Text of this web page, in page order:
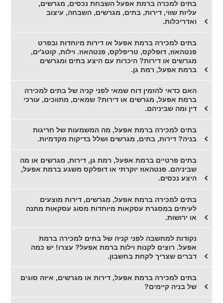
בתים למכרה ברמת אפעל השבחת נכסים, מגרשים,
עליות שווי, דירות, בתים, מגרשים, השבחה, עיצוב
ואדריכלות.
בתים למכירה ברמת אפעל או דירות מיוחדות ובפרט
פנטהאוז, דופלקס, טריפלקס, פנטהאוז. וילות, קוטג'ים,
מגרשים או דירות? היכרות עם היצע בתים ומגרשים
ברמת אפעל, רמת גן.
האם כדאי להזמין דוח שמאי לפני קניה של בתים למכירה
ברמת אפעל, מגרשים או דירות? שמאים, מתווכים, עורכי
דין ומה שביניהם.
בתים למכירה ברמת אפעל, מה המשמעות של חריגות
בניה? דירות, בתים, מגרשים ושלל בדיקות מקדמיות.
בתים פרטיים ברמת אפעל, רמת גן, דירות, מגרשים או מה
שביניהם. פנטהאוז יוקרתי או דופלקס משגע ברמת אפעל,
היצע נכסים.
בתים למכירה ברמת אפעל, מגרשים, דירות מוצעים
לעיתים במסגרת עסקאות מיוחדות מסוג עסקאות מתנה
או ירושות.
נקודות למחשבה לפני קניה של בתים למכירה ברמת
אפעל. רוצים לקנות וילות ברמת אפעל? עצרו! יש כמה
דברים שצריך לקחת בחשבון.
בתים למכירה ברמת אפעל, דירות או מגרשים, איזה סוגים
של בניה קיימים?